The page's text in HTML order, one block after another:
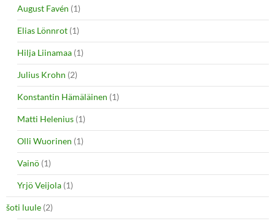
August Favén (1)
Elias Lönnrot (1)
Hilja Liinamaa (1)
Julius Krohn (2)
Konstantin Hämäläinen (1)
Matti Helenius (1)
Olli Wuorinen (1)
Vainö (1)
Yrjö Veijola (1)
šoti luule (2)